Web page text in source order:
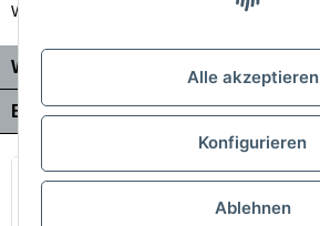
Wir liefern auch in die Schweiz
Wo Sie uns finden
Bezahlung & Versand
Alle akzeptieren
Konfigurieren
Ablehnen